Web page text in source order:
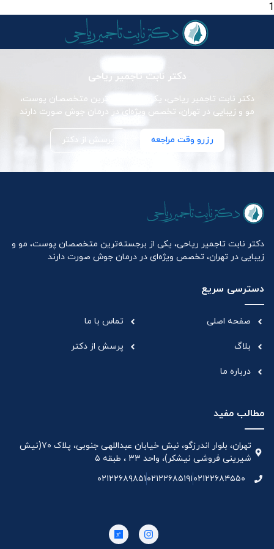
1
دکتر نابت تاجمیر ریاحی
دکتر نابت تاجمیر ریاحی، یکی از برجسته‌ترین متخصصان پوست،
مو و زیبایی در تهران، تخصص ویژه‌ای در درمان جوش صورت دارند
رزرو وقت مراجعه پرسش از دکتر
دکتر نابت تاجمیر ریاحی، یکی از برجسته‌ترین متخصصان پوست، مو و
زیبایی در تهران، تخصص ویژه‌ای در درمان جوش صورت دارند
دسترسی سریع
صفحه اصلی
بلاگ
درباره ما
تماس با ما
پرسش از دکتر
مطالب مفید
تهران، بلوار اندرزگو، نبش خیابان عبداللهی جنوبی، پلاک ۷۰(نیش
شیرینی فروشی نیشکر)، واحد ۳۳ ، طبقه ۵
۰۲۱۲۲۶۸۴۵۵۰۰۲۱۲۲۶۸۵۱۹۱۰۲۱۲۲۶۸۹۸۵۱